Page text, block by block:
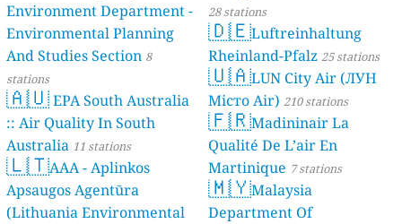
Environment Department -
Environmental Planning
And Studies Section 8
stations
🇦🇺EPA South Australia
:: Air Quality In South
Australia 11 stations
🇱🇹AAA - Aplinkos
Apsaugos Agentūra
(Lithuania Environmental
28 stations
🇩🇪Luftreinhaltung
Rheinland-Pfalz 25 stations
🇺🇦LUN City Air (ЛУН
Місто Air) 210 stations
🇫🇷Madininair La
Qualité De L’air En
Martinique 7 stations
🇲🇾Malaysia
Department Of